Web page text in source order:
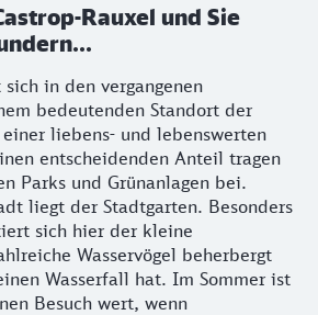
Rauxel und Sie
in den vergangenen
bedeutenden Standort der
liebens- und lebenswerten
entscheidenden Anteil tragen
Parks und Grünanlagen bei.
liegt der Stadtgarten. Besonders
sich hier der kleine
Wasservögel beherbergt
Wasserfall hat. Im Sommer ist
Besuch wert, wenn